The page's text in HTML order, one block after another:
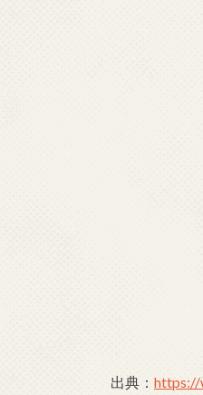
出典： https://